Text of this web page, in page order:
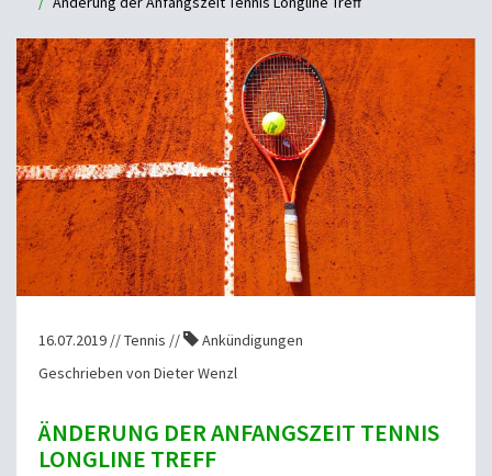
16.07.2019 // Tennis //
Ankündigungen
Geschrieben von Dieter Wenzl
ÄNDERUNG DER ANFANGSZEIT TENNIS
LONGLINE TREFF